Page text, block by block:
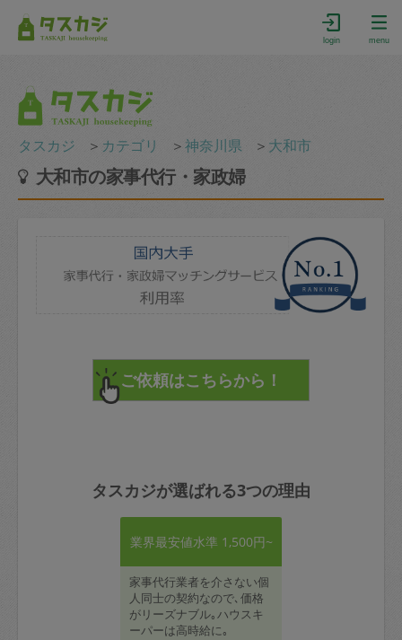
login menu
タスカジ ＞ カテゴリ ＞神奈川県 ＞ 大和市
大和市の家事代行・家政婦
タスカジが選ばれる3つの理由
業界最安値水準 1,500円~
家事代行業者を介さない個
人同士の契約なので､価格
がリーズナブル｡ハウスキ
ーパーは高時給に｡